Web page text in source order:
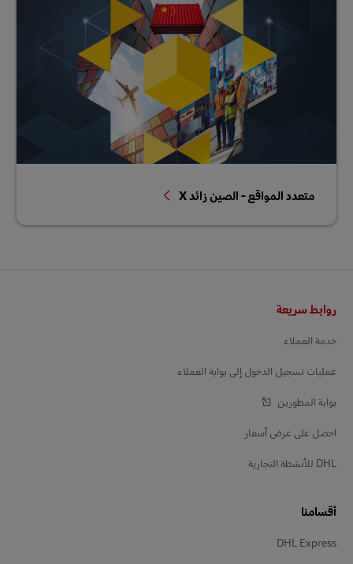
متعدد المواقع - الصين زائد X
روابط سريعة
خدمة العملاء
عمليات تسجيل الدخول إلى بوابة العملاء
بوابة المطورين
احصل على عرض أسعار
DHL للأنشطة التجارية
أقسامنا
DHL Express